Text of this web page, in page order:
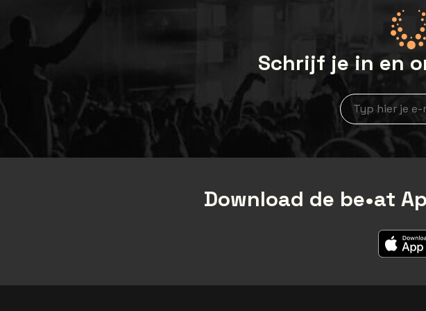
melden met een geldig identiteitsbewijs. De
geïnformeerd worden met instructies voor
ophaling.
Schrijf je in en
Nieuwsbrief
Download de be•at